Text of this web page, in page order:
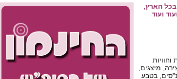
הארץ,
ועוד
וחוויות
מיצגים,
בטבע